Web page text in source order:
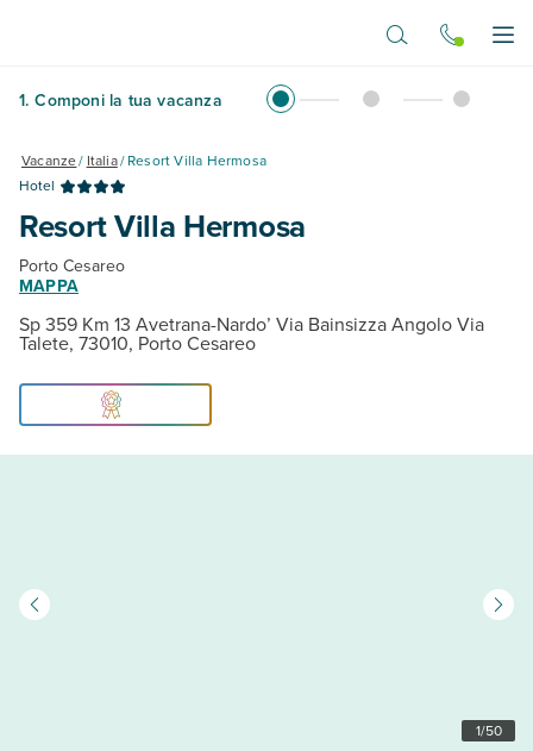
1. Componi la tua vacanza
Vacanze/ Italia/Resort Villa Hermosa
Hotel
Resort Villa Hermosa
Porto Cesareo
MAPPA
Sp 359 Km 13 Avetrana-Nardo’ Via Bainsizza Angolo Via
Talete, 73010, Porto Cesareo
1/50